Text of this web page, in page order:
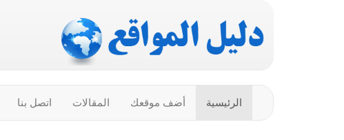
الرئيسية أضف موقعك المقالات اتصل بنا